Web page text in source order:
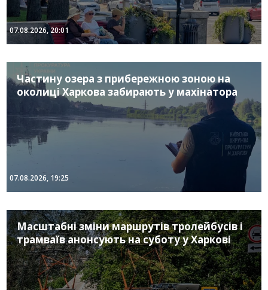
07.08.2026, 20:01
Частину озера з прибережною зоною на
околиці Харкова забирають у махінатора
07.08.2026, 19:25
Масштабні зміни маршрутів тролейбусів і
трамваїв анонсують на суботу у Харкові